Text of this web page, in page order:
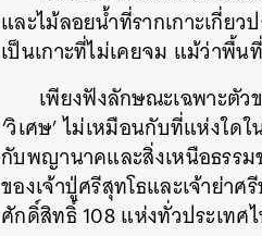
และไม้ลอยน้ำที่รากเกาะเกี่ย
เป็นเกาะที่ไม่เคยจม แม้ว่าพื้
เพียงฟังลักษณะเฉพาะตั
‘วิเศษ’ ไม่เหมือนกับที่แห่งใด
กับพญานาคและสิ่งเหนือธรรม
ของเจ้าปู่ศรีสุทโธและเจ้าย่า
ศักดิ์สิทธิ์ 108 แห่งทั่วประเทศ